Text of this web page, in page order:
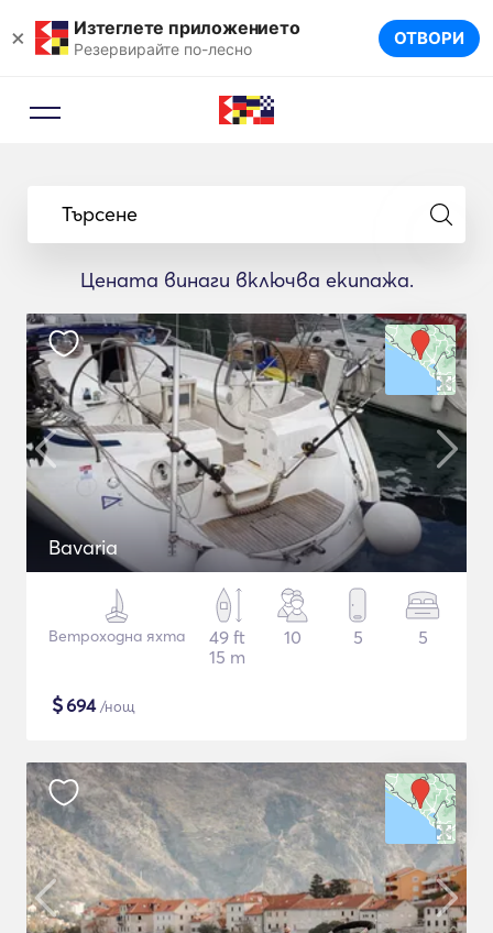
× Изтеглете приложението
Резервирайте по-лесно ОТВОРИ
Търсене
Цената винаги включва екипажа.
Bavaria
Ветроходна яхта
49 ft
15 m
10 5 5
$694/нощ